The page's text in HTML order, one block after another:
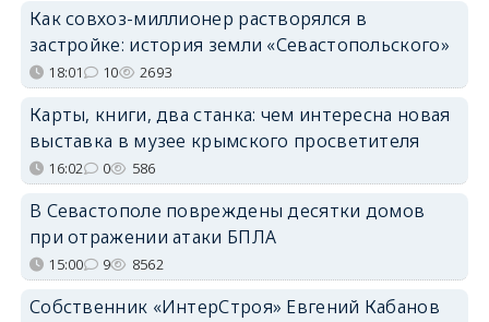
Как совхоз-миллионер растворялся в
застройке: история земли «Севастопольского»
18:01 10 2693
Карты, книги, два станка: чем интересна новая
выставка в музее крымского просветителя
16:02 0 586
В Севастополе повреждены десятки домов
при отражении атаки БПЛА
15:00 9 8562
Собственник «ИнтерСтроя» Евгений Кабанов